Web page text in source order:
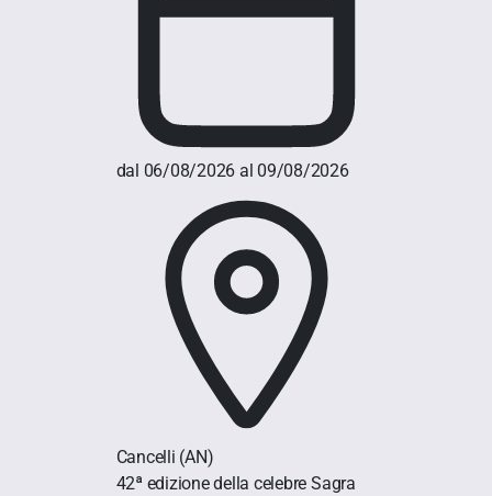
dal 06/08/2026 al 09/08/2026
Cancelli (AN)
42ª edizione della celebre Sagra